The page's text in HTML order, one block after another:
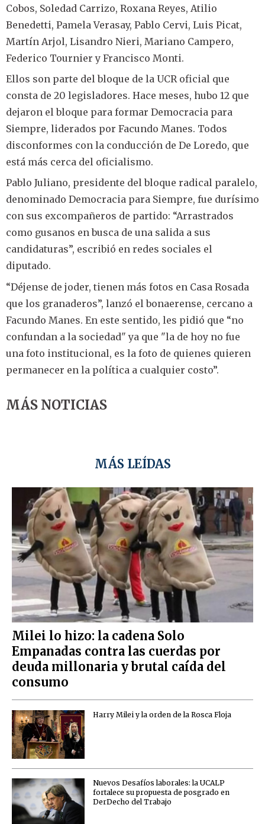
Cobos, Soledad Carrizo, Roxana Reyes, Atilio
Benedetti, Pamela Verasay, Pablo Cervi, Luis Picat,
Martín Arjol, Lisandro Nieri, Mariano Campero,
Federico Tournier y Francisco Monti.
Ellos son parte del bloque de la UCR oficial que
consta de 20 legisladores. Hace meses, hubo 12 que
dejaron el bloque para formar Democracia para
Siempre, liderados por Facundo Manes. Todos
disconformes con la conducción de De Loredo, que
está más cerca del oficialismo.
Pablo Juliano, presidente del bloque radical paralelo,
denominado Democracia para Siempre, fue durísimo
con sus excompañeros de partido: “Arrastrados
como gusanos en busca de una salida a sus
candidaturas”, escribió en redes sociales el
diputado.
“Déjense de joder, tienen más fotos en Casa Rosada
que los granaderos”, lanzó el bonaerense, cercano a
Facundo Manes. En este sentido, les pidió que “no
confundan a la sociedad" ya que "la de hoy no fue
una foto institucional, es la foto de quienes quieren
permanecer en la política a cualquier costo”.
MÁS NOTICIAS
MÁS LEÍDAS
Milei lo hizo: la cadena Solo
Empanadas contra las cuerdas por
deuda millonaria y brutal caída del
consumo
Harry Milei y la orden de la Rosca Floja
Nuevos Desafíos laborales: la UCALP
fortalece su propuesta de posgrado en
DerDecho del Trabajo